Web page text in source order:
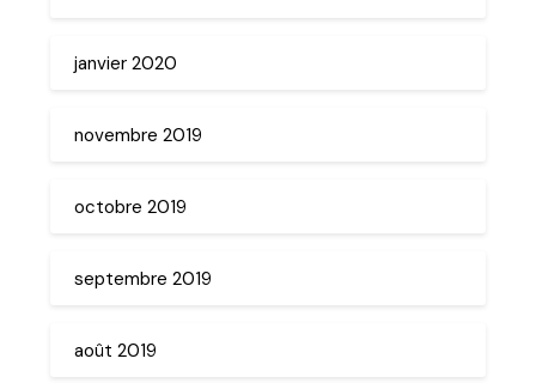
janvier 2020
novembre 2019
octobre 2019
septembre 2019
août 2019